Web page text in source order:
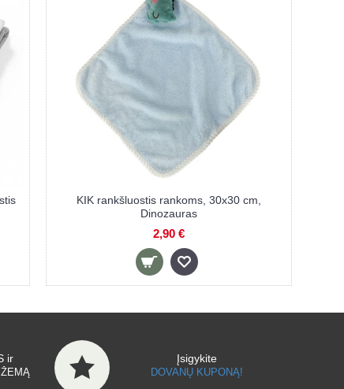
BOCIOLAND rankšluostis pončas, pilkas
15,90 €
ir Įsigykite
DOVANŲ KUPONĄ!